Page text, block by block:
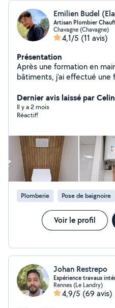
Emilien Budel
Artisan Plombier
Chavagne (Chavagne)
4,1/5 (11 avis)
Présentation
Après une formation en
bâtiments, j'ai effectué
camion, je suis à votre
besoins. Je suis
Dernier avis laissé par
Il y a 2 mois
Réactif!
Plomberie Pose de baignoire
Voir le profil
Johan Restrepo
Expérience travaux
Rennes (Le Landry)
4,9/5 (69 avis)